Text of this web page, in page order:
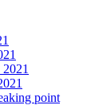
point